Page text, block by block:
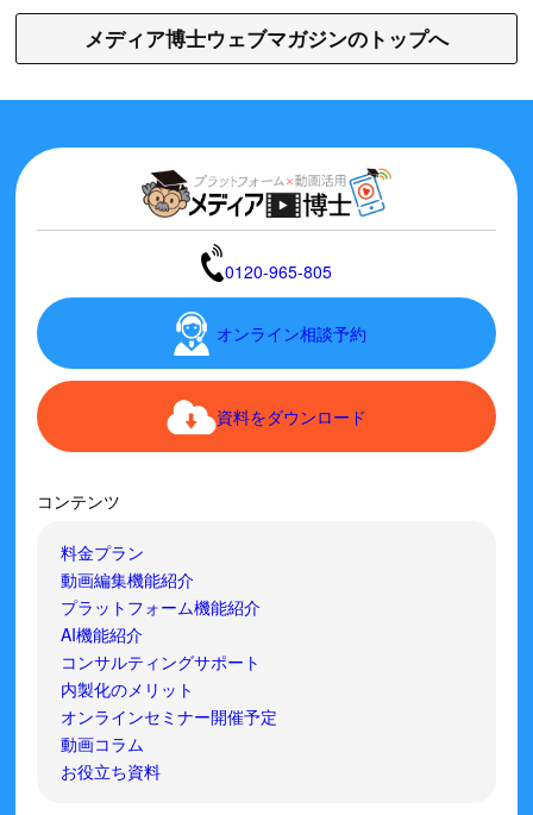
メディア博士ウェブマガジンのトップへ
0120-965-805
オンライン相談予約
資料をダウンロード
コンテンツ
料金プラン
動画編集機能紹介
プラットフォーム機能紹介
AI機能紹介
コンサルティングサポート
内製化のメリット
オンラインセミナー開催予定
動画コラム
お役立ち資料